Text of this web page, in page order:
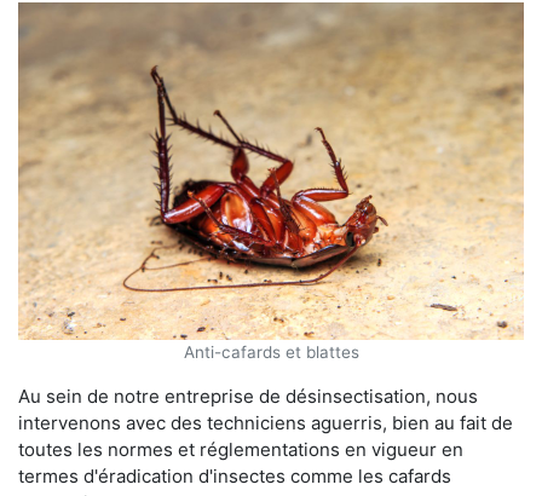
Anti-cafards et blattes
Au sein de notre entreprise de désinsectisation, nous
intervenons avec des techniciens aguerris, bien au fait de
toutes les normes et réglementations en vigueur en
termes d'éradication d'insectes comme les cafards